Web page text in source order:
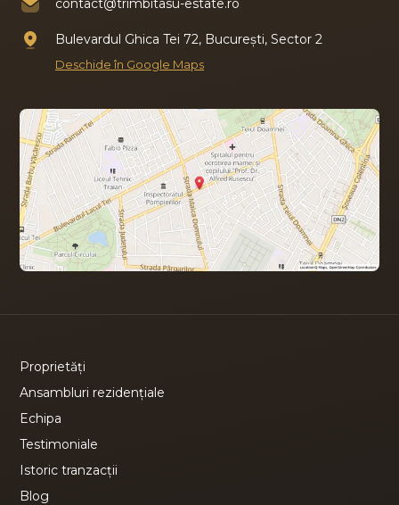
contact@trimbitasu-estate.ro
Bulevardul Ghica Tei 72, București, Sector 2
Deschide în Google Maps
Proprietăți
Ansambluri rezidențiale
Echipa
Testimoniale
Istoric tranzacții
Blog